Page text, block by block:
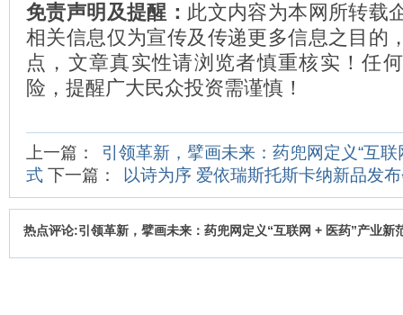
免责声明及提醒： 此文内容为本网所转载
相关信息仅为宣传及传递更多信息之目的
点，文章真实性请浏览者慎重核实！任
险，提醒广大民众投资需谨慎！
上一篇：
引领革新，擘画未来：药兜网定义“互联
式 下一篇： 以诗为序 爱依瑞斯托斯卡纳新品发
热点评论:引领革新，擘画未来：药兜网定义“互联网 + 医药”产业新